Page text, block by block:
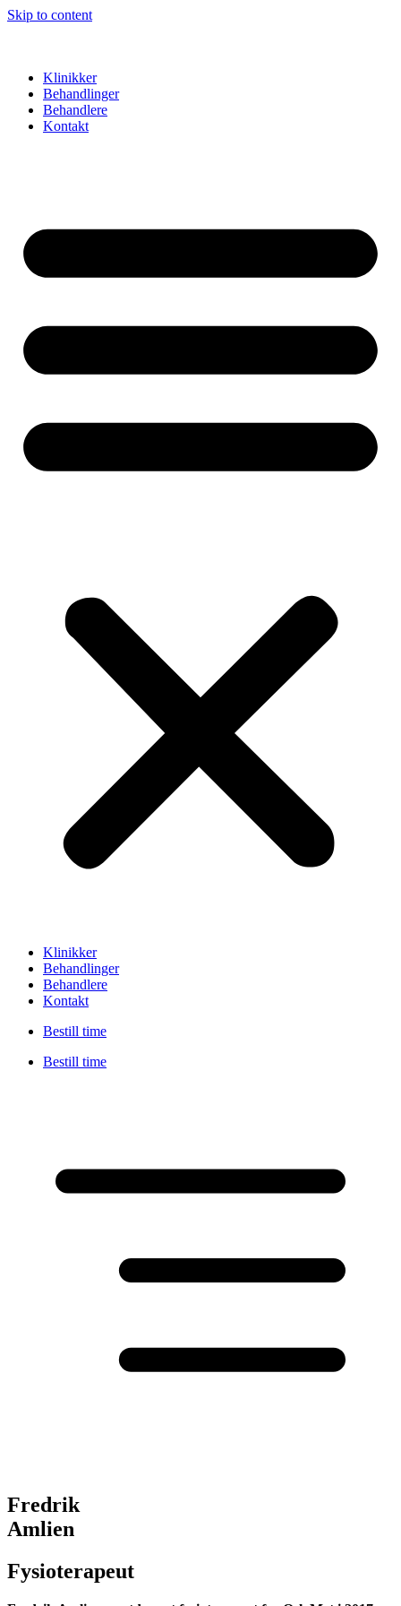
Skip to content
Klinikker
Behandlinger
Behandlere
Kontakt
Klinikker
Behandlinger
Behandlere
Kontakt
Bestill time
Bestill time
Fredrik
Amlien
Fysioterapeut